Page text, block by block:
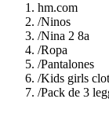
hm.com
/Ninos
/Nina 2 8a
/Ropa
/Pantalones
/Kids girls
/Pack de 3